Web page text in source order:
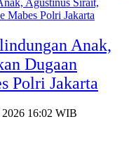
Anak,
Dugaan
Polri Jakarta
2026 16:02 WIB